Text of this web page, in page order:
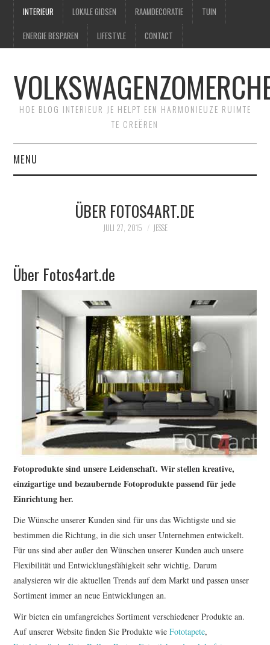
INTERIEUR LOKALE GIDSEN RAAMDECORATIE TUIN
ENERGIE BESPAREN LIFESTYLE CONTACT
HOE BLOG INTERIEUR JE HELPT EEN HARMONIEUZE RUIMTE
TE CREËREN
MENU
WRITE FOR US –
COMPLETE GUIDELINES
ÜBER FOTOS4ART.DE
JULI 27, 2015 JESSE
Über Fotos4art.de
Fotoprodukte sind unsere Leidenschaft. Wir stellen kreative,
einzigartige und bezaubernde Fotoprodukte passend für jede
Einrichtung her.
Die Wünsche unserer Kunden sind für uns das Wichtigste und sie
bestimmen die Richtung, in die sich unser Unternehmen entwickelt.
Für uns sind aber außer den Wünschen unserer Kunden auch unsere
Flexibilität und Entwicklungsfähigkeit sehr wichtig. Darum
analysieren wir die aktuellen Trends auf dem Markt und passen unser
Sortiment immer an neue Entwicklungen an.
Wir bieten ein umfangreiches Sortiment verschiedener Produkte an.
Auf unserer Website finden Sie Produkte wieFototapete,